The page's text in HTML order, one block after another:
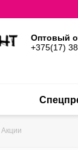
Оптовый
+375(17)
Акции